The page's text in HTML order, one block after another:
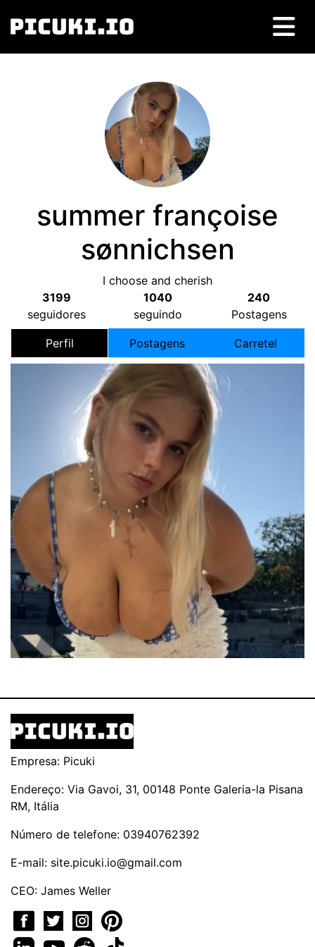
summer françoise
sønnichsen
I choose and cherish
3199
seguidores
1040
seguindo
240
Postagens
Perfil Postagens Carretel
Empresa: Picuki
Endereço: Via Gavoi, 31, 00148 Ponte Galeria-la Pisana
RM, Itália
Número de telefone: 03940762392
E-mail: site.picuki.io@gmail.com
CEO: James Weller